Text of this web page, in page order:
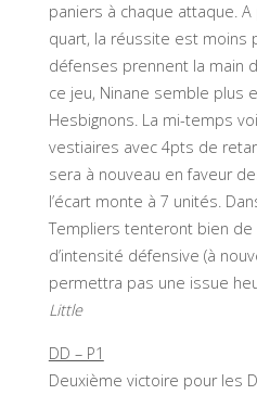
paniers à chaque attaque.
quart, la réussite est moins
défenses prennent la main
ce jeu, Ninane semble plus
Hesbignons. La mi-temps
vestiaires avec 4pts de
sera à nouveau en faveur
l’écart monte à 7 unités.
Templiers tenteront bien
d’intensité défensive (à
permettra pas une issue
Little
DD – P1
Deuxième victoire pour les